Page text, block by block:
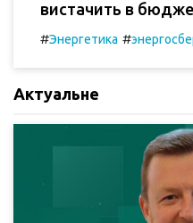
вистачить в
#Энергетика #
Актуальне